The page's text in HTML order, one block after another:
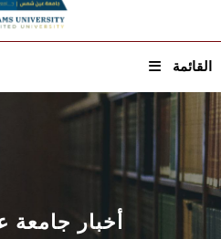
القائمة
أخبار